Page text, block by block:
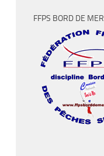
FFPS BORD DE MER